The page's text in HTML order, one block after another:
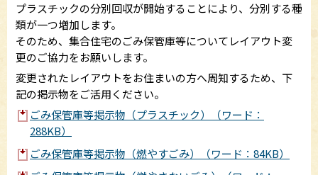
プラスチックの分別回収が開始することにより、分別する種
類が一つ増加します。
そのため、集合住宅のごみ保管庫等についてレイアウト変
更のご協力をお願いします。
変更されたレイアウトをお住まいの方へ周知するため、下
記の掲示物をご活用ください。
ごみ保管庫等掲示物（プラスチック）（ワード：
288KB）
ごみ保管庫等掲示物（燃やすごみ）（ワード：84KB）